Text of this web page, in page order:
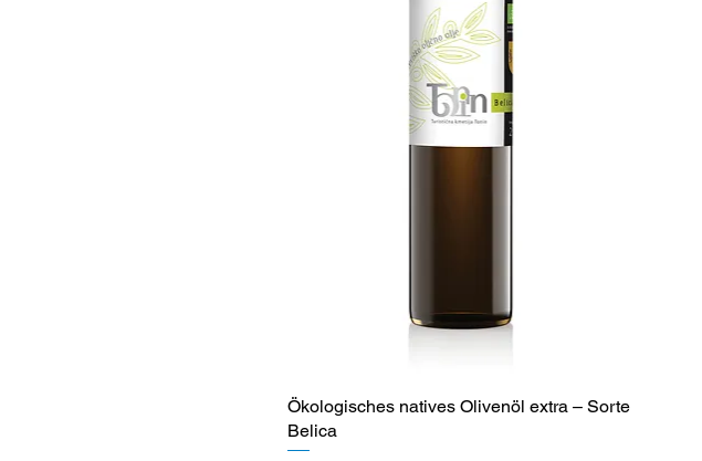
Schnellansicht
Ökologisches natives Olivenöl extra – Sorte
Belica